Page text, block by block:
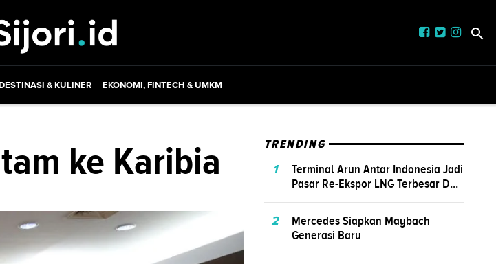
& KULINER EKONOMI, FINTECH & UMKM
ke Karibia
TRENDING
1
Terminal Arun Antar Indonesia Jadi
Pasar Re-Ekspor LNG Terbesar D...
2
Mercedes Siapkan Maybach
Generasi Baru